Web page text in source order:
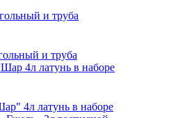
и труба
4л латунь в наборе